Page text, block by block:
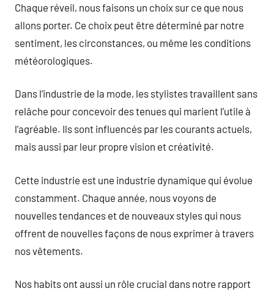
Chaque réveil, nous faisons un choix sur ce que nous
allons porter. Ce choix peut être déterminé par notre
sentiment, les circonstances, ou même les conditions
météorologiques.
Dans l’industrie de la mode, les stylistes travaillent sans
relâche pour concevoir des tenues qui marient l’utile à
l’agréable. Ils sont influencés par les courants actuels,
mais aussi par leur propre vision et créativité.
Cette industrie est une industrie dynamique qui évolue
constamment. Chaque année, nous voyons de
nouvelles tendances et de nouveaux styles qui nous
offrent de nouvelles façons de nous exprimer à travers
nos vêtements.
Nos habits ont aussi un rôle crucial dans notre rapport